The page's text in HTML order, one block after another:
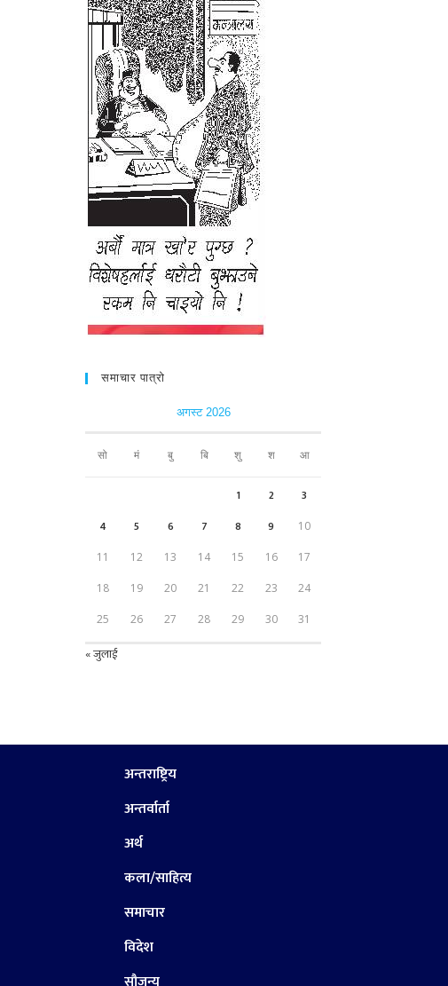
समाचार पात्रो
अगस्ट 2026
सो मं बु बि शु श आ
1 2
3
4
5 6 7 8 9 10
11 12 13 14 15 16 17
18 19 20 21 22 23 24
25 26 27 28 29 30 31
« जुलाई
अन्तराष्ट्रिय
अन्तर्वार्ता
अर्थ
कला/साहित्य
समाचार
विदेश